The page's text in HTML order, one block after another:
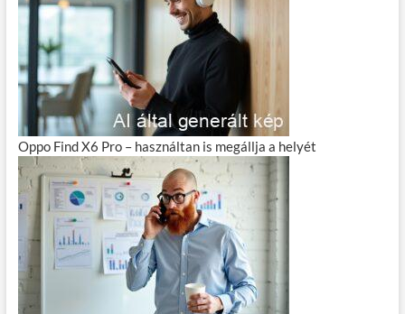
Oppo Find X6 Pro – használtan is megállja a helyét